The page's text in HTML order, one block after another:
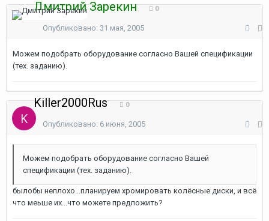
Дмитрий Зарекин 0
Опубликовано: 31 мая, 2005
Можем подобрать оборудование согласно Вашей спецификации
(тех. заданию).
Killer2000Rus 0
Опубликовано: 6 июня, 2005
Можем подобрать оборудование согласно Вашей
спецификации (тех. заданию).
былобы неплохо...планируем хромировать колёсные диски, и всё
что меьше их...что можете предложить?